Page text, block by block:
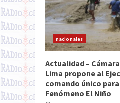
nacionales
Actualidad –
Lima propone al
comando único
Fenómeno El Niño